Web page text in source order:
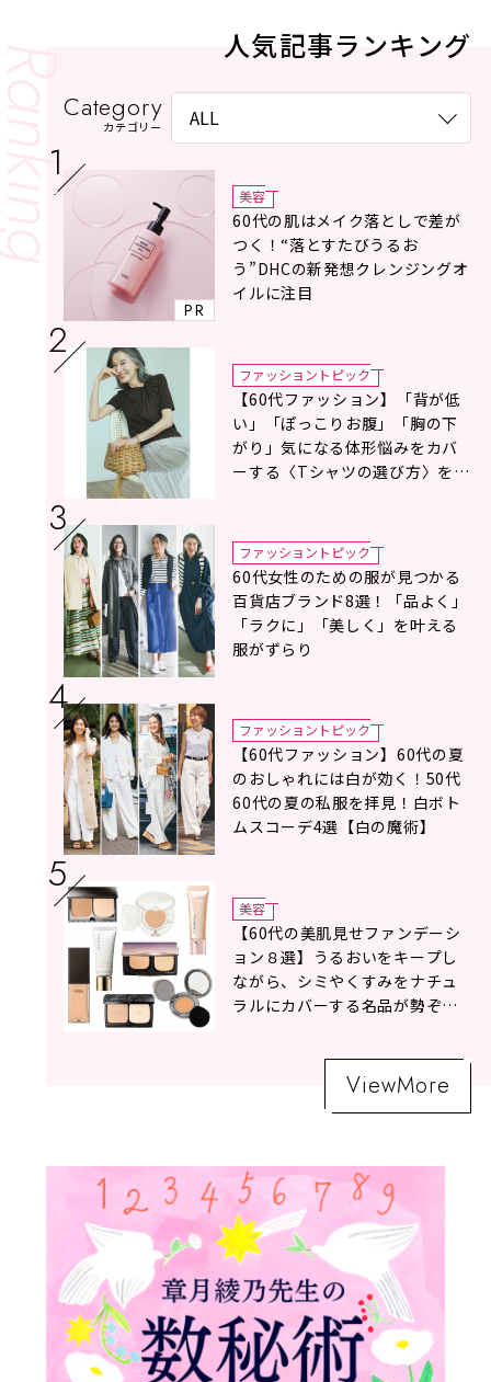
人気記事ランキング
Category
カテゴリー
PR
美容
60代の肌はメイク落としで差が
つく！“落とすたびうるお
う”DHCの新発想クレンジングオ
イルに注目
ファッショントピック
【60代ファッション】「背が低
い」「ぽっこりお腹」「胸の下
がり」気になる体形悩みをカバ
ーする〈Tシャツの選び方〉をス
ファッショントピック
60代女性のための服が見つかる
百貨店ブランド8選！「品よく」
「ラクに」「美しく」を叶える
服がずらり
ファッショントピック
【60代ファッション】60代の夏
のおしゃれには白が効く！50代
60代の夏の私服を拝見！白ボト
ムスコーデ4選【白の魔術】
美容
【60代の美肌見せファンデーシ
ョン８選】うるおいをキープし
ながら、シミやくすみをナチュ
ラルにカバーする名品が勢ぞろ
ViewMore